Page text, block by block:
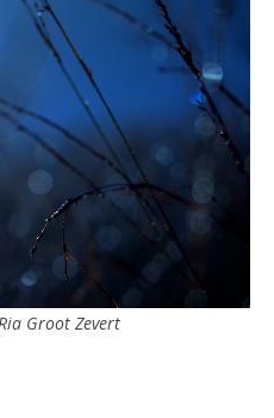
Groot Zevert